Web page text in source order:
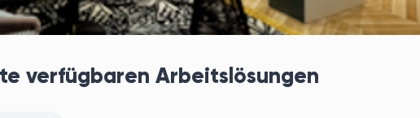
verfügbaren Arbeitslösungen